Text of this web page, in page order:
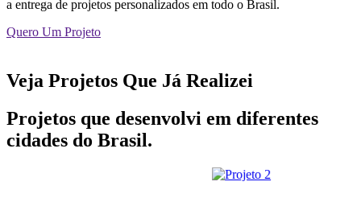
a entrega de projetos personalizados em todo o Brasil.
Quero Um Projeto
Veja Projetos Que Já Realizei
Projetos que desenvolvi em diferentes
cidades do Brasil.